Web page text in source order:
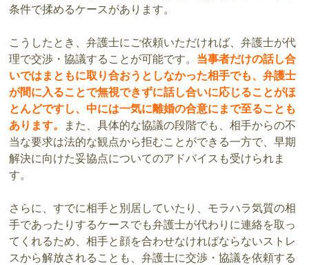
条件で揉めるケースがあります。
こうしたとき、弁護士にご依頼いただければ、弁護士が代
理で交渉・協議することが可能です。 当事者だけの話し合
いではまともに取り合おうとしなかった相手でも、弁護士
が間に入ることで無視できずに話し合いに応じることがほ
とんどですし、中には一気に離婚の合意にまで至ることも
あります。
また、具体的な協議の段階でも、相手からの不
当な要求は法的な観点から拒むことができる一方で、早期
解決に向けた妥協点についてのアドバイスも受けられま
す。
さらに、すでに相手と別居していたり、モラハラ気質の相
手であったりするケースでも弁護士が代わりに連絡を取っ
てくれるため、相手と顔を合わせなければならないストレ
スから解放されることも、弁護士に交渉・協議を依頼する